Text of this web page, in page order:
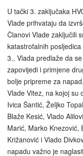
U tački 3. zaključaka
Vlade prihvataju da
Članovi Vlade zaključili
katastrofalnih
3., Vlada predlaže da
zapovijedi i primjene
bolje pripreme za
Vlade Vitez, na kojoj su
Ivica Šantić, Željko
Blaže Kesić, Vlado
Marić, Marko Knezović,
Križanović i Vlado
napadu važno je